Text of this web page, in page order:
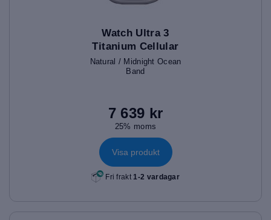
Watch Ultra 3
Titanium Cellular
(49mm)
Natural / Midnight Ocean
Band
7 639 kr
25% moms
Visa produkt
Fri frakt 1-2 vardagar